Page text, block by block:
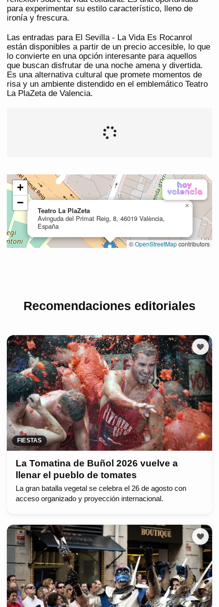
para experimentar su estilo característico, lleno de
ironía y frescura.
Las entradas para El Sevilla - La Vida Es Rocanrol
están disponibles a partir de un precio accesible, lo que
lo convierte en una opción interesante para aquellos
que buscan disfrutar de una noche amena y divertida.
Es una alternativa cultural que promete momentos de
risa y un ambiente distendido en el emblemático Teatro
La PlaZeta de Valencia.
Recomendaciones editoriales
FIESTAS
La Tomatina de Buñol 2026 vuelve a
llenar el pueblo de tomates
La gran batalla vegetal se celebra el 26 de agosto con
acceso organizado y proyección internacional.